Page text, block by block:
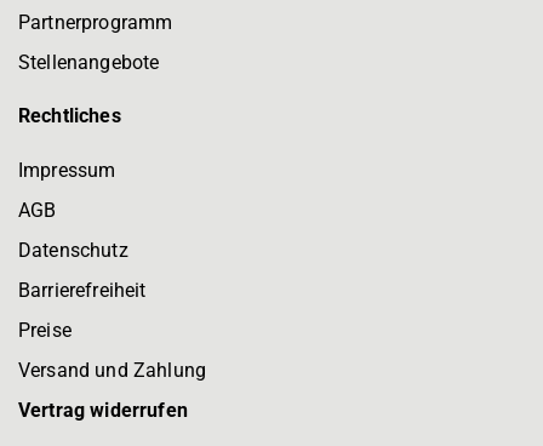
Partnerprogramm
Stellenangebote
Rechtliches
Impressum
AGB
Datenschutz
Barrierefreiheit
Preise
Versand und Zahlung
Vertrag widerrufen